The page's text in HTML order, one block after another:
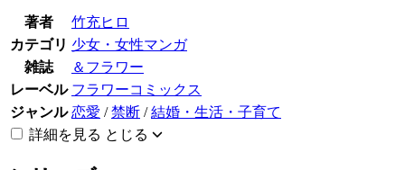
著者
竹充ヒロ
カテゴリ 少女・女性マンガ
雑誌
＆フラワー
レーベル フラワーコミックス
ジャンル 恋愛 /禁断 /結婚・生活・子育て
詳細を見る とじる